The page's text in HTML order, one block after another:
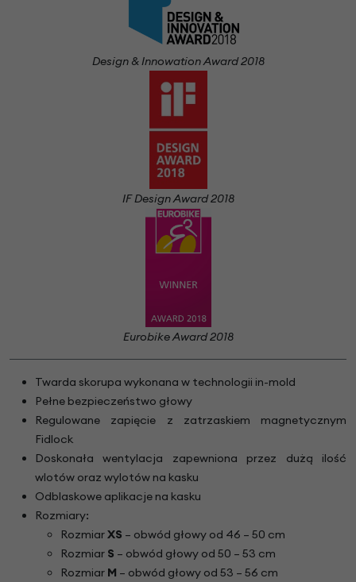
Design & Innowation Award 2018
IF Design Award 2018
Eurobike Award 2018
Twarda skorupa wykonana w technologii in-mold
Pełne bezpieczeństwo głowy
Regulowane zapięcie z zatrzaskiem magnetycznym
Fidlock
Doskonała wentylacja zapewniona przez dużą ilość
wlotów oraz wylotów na kasku
Odblaskowe aplikacje na kasku
Rozmiary:
RozmiarXS – obwód głowy od 46 – 50 cm
Rozmiar S – obwód głowy od 50 – 53 cm
Rozmiar M – obwód głowy od 53 – 56 cm